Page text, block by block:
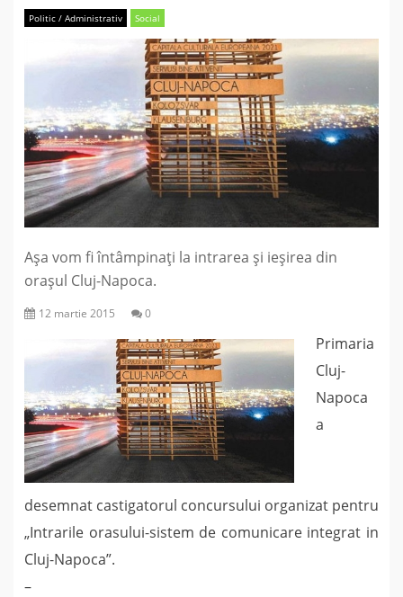
Politic / Administrativ Social
Așa vom fi întâmpinați la intrarea și ieșirea din
orașul Cluj-Napoca.
12 martie 2015 0
Primaria
Cluj-
Napoca
a
desemnat castigatorul concursului organizat pentru
„Intrarile orasului-sistem de comunicare integrat in
Cluj-Napoca”.
–